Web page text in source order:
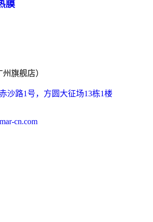
膜
旗舰店）
沙路1号，方圆大征场13栋1楼
cn.com